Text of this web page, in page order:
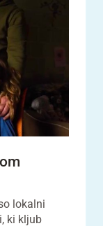
lokalni
ki kljub